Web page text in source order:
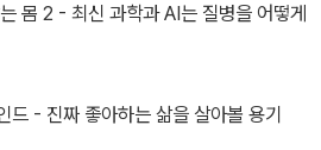
몸 2 - 최신 과학과 AI는 질병을 어떻게
드 - 진짜 좋아하는 삶을 살아볼 용기